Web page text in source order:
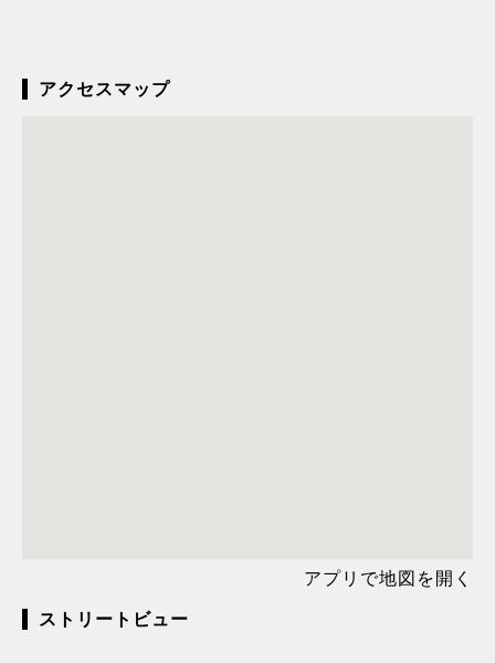
アクセスマップ
アプリで地図を開く
ストリートビュー